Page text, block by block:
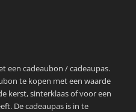
een cadeaubon / cadeaupas.
te kopen met een waarde
kerst, sinterklaas of voor een
De cadeaupas is in te